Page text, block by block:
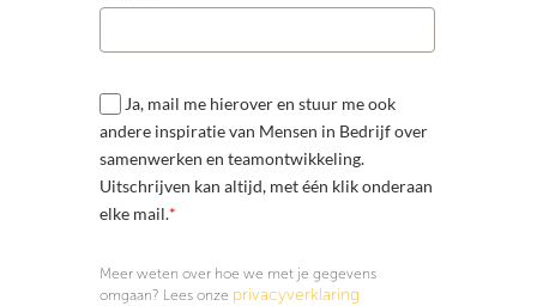
Ja, mail me hierover en stuur me ook
andere inspiratie van Mensen in Bedrijf over
samenwerken en teamontwikkeling.
Uitschrijven kan altijd, met één klik onderaan
elke mail.*
Meer weten over hoe we met je gegevens
omgaan? Lees onze privacyverklaring